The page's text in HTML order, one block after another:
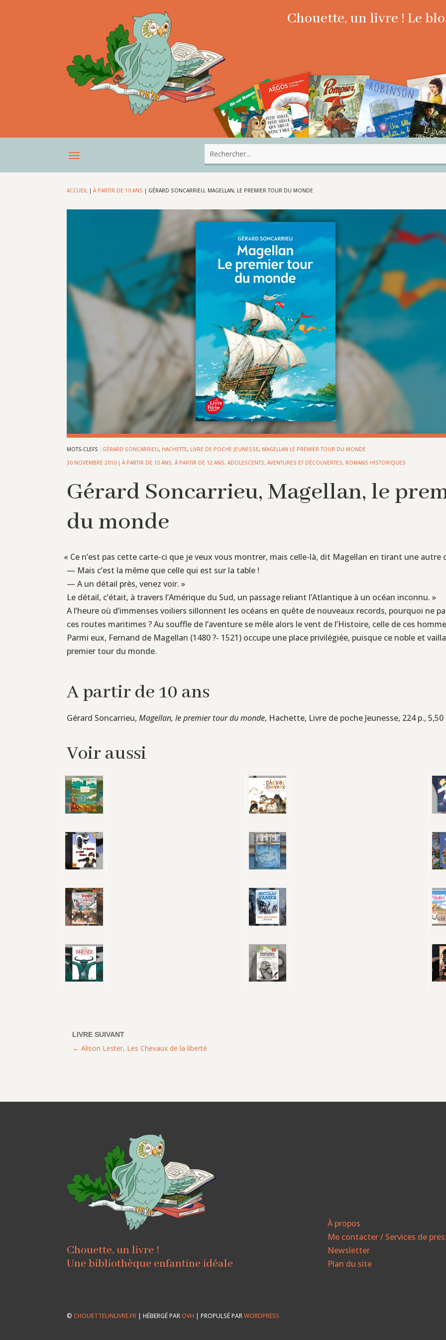
Chouette, un livre ! Le
ACCUEIL |À PARTIR DE 10 ANS | GÉRARD SONCARRIEU, MAGELLAN, LE PREMIER TOUR DU MONDE
MOTS-CLEFS : GÉRARD SONCARRIEU, HACHETTE, LIVRE DE POCHE JEUNESSE, MAGELLAN LE PREMIER TOUR DU MONDE
30 NOVEMBRE 2010 |À PARTIR DE 10 ANS,À PARTIR DE 12 ANS,ADOLESCENTS,AVENTURES ET DÉCOUVERTES, ROMANS HISTORIQUES
Gérard Soncarrieu, Magellan, le
du monde
« Ce n’est pas cette carte-ci que je veux vous montrer, mais celle-là, dit Magellan en tirant une autre
— Mais c’est la même que celle qui est sur la table !
— A un détail près, venez voir. »
Le détail, c’était, à travers l’Amérique du Sud, un passage reliant l’Atlantique à un océan inconnu. »
A l’heure où d’immenses voiliers sillonnent les océans en quête de nouveaux records, pourquoi ne
ces routes maritimes ? Au souffle de l’aventure se mêle alors le vent de l’Histoire, celle de ces
Parmi eux, Fernand de Magellan (1480 ?- 1521) occupe une place privilégiée, puisque ce noble et
premier tour du monde.
A partir de 10 ans
Gérard Soncarrieu,Magellan, le premier tour du monde, Hachette, Livre de poche Jeunesse, 224 p., 5,50
Voir aussi
Alison Lester, Les Chevaux de la liberté
Chouette, un livre !
Une bibliothèque enfantine idéale
À propos
Me contacter / Services de
Newsletter
Plan du site
©CHOUETTEUNLIVRE.FR | HÉBERGÉ PAROVH | PROPULSÉ PARWORDPRESS